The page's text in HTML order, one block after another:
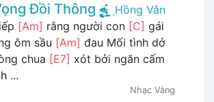
Đồi Thông
Hồng Vân
[Am] rằng người con [C] gái
ôm sầu [Am] đau Mối tình dở
chua [E7] xót bởi ngăn cấm
...
Nhạc Vàng